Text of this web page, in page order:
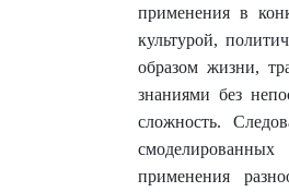
применения в
культурой,
образом жизни,
знаниями без
сложность.
применения